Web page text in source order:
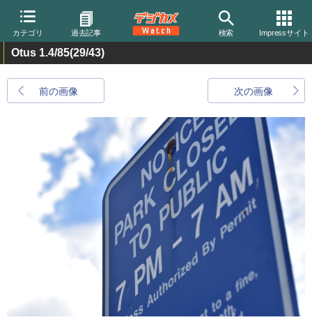
カテゴリ 過去記事 検索 Impressサイト
Otus 1.4/85(29/43)
前の画像 次の画像